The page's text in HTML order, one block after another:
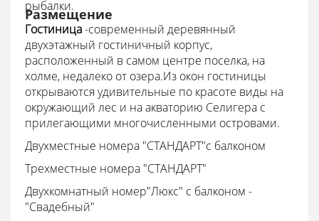
рыбалки.
Размещение
Гостиница-современный деревянный
двухэтажный гостиничный корпус,
расположенный в самом центре поселка, на
холме, недалеко от озера.Из окон гостиницы
открываются удивительные по красоте виды на
окружающий лес и на акваторию Селигера с
прилегающими многочисленными островами.
Двухместные номера "СТАНДАРТ"с балконом
Трехместные номера "СТАНДАРТ"
Двухкомнатный номер"Люкс" с балконом -
"Свадебный"